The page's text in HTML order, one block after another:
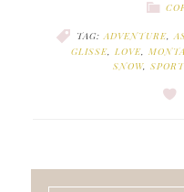
TAG:ADVENTURE,
GLISSE, LOVE,
SNOW, SPORT